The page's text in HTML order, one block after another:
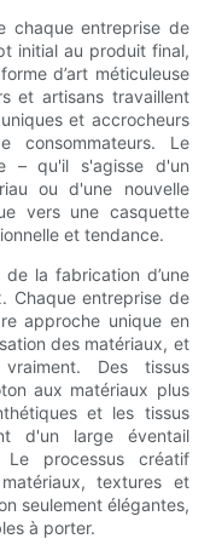
chaque entreprise de
initial au produit final,
d’art méticuleuse
et artisans travaillent
et accrocheurs
consommateurs. Le
– qu'il s'agisse d'un
ou d'une nouvelle
vers une casquette
et tendance.
la fabrication d’une
Chaque entreprise de
approche unique en
des matériaux, et
Des tissus
aux matériaux plus
et les tissus
d'un large éventail
Le processus créatif
textures et
seulement élégantes,
à porter.